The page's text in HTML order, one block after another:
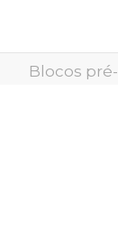
Blocos